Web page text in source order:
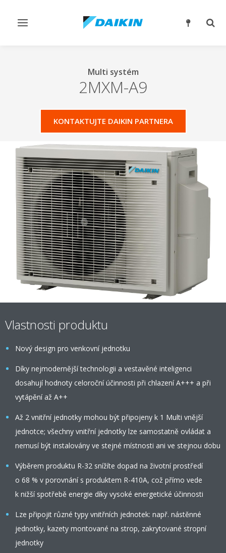
Přepnout
Multi systém
2MXM-A9
KONTAKTUJTE DAIKIN PARTNERA
Vlastnosti produktu
Nový design pro venkovní jednotku
Díky nejmodernější technologii a vestavěné inteligenci
dosahují hodnoty celoroční účinnosti při chlazení A+++ a při
vytápění až A++
Až 2 vnitřní jednotky mohou být připojeny k 1 Multi vnější
jednotce; všechny vnitřní jednotky lze samostatně ovládat a
nemusí být instalovány ve stejné místnosti ani ve stejnou dobu
Výběrem produktu R-32 snížíte dopad na životní prostředí
o 68 % v porovnání s produktem R-410A, což přímo vede
k nižší spotřebě energie díky vysoké energetické účinnosti
Lze připojit různé typy vnitřních jednotek: např. nástěnné
jednotky, kazety montované na strop, zakrytované stropní
jednotky